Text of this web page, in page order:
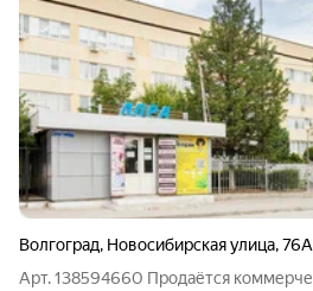
Волгоград, Новосибирская улица,76А
Арт. 138594660 Продаётся